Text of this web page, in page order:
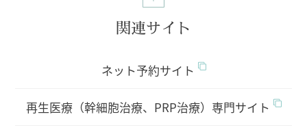
関連サイト
ネット予約サイト
再生医療（幹細胞治療、PRP治療）専門サイト